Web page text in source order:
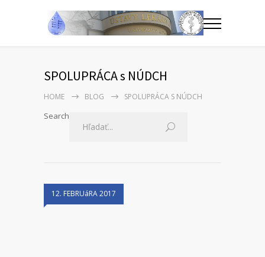
SPOLUPRÁCA s NÚDCH
HOME BLOG SPOLUPRÁCA S NÚDCH
Search
12. FEBRUáRA 2017